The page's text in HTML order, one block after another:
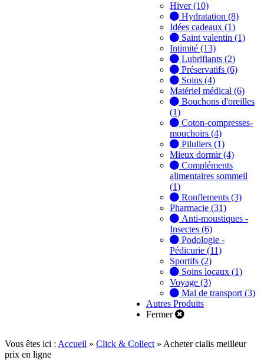
Hiver (10)
Hydratation (8)
Idées cadeaux (1)
Saint valentin (1)
Intimité (13)
Lubrifiants (2)
Préservatifs (6)
Soins (4)
Matériel médical (6)
Bouchons d'oreilles
(1)
Coton-compresses-
mouchoirs (4)
Piluliers (1)
Mieux dormir (4)
Compléments
alimentaires sommeil
(1)
Ronflements (3)
Pharmacie (31)
Anti-moustiques -
Insectes (6)
Podologie -
Pédicurie (11)
Sportifs (2)
Soins locaux (1)
Voyage (3)
Mal de transport (3)
Autres Produits
Fermer
Vous êtes ici : Accueil » Click & Collect » Acheter cialis meilleur
prix en ligne